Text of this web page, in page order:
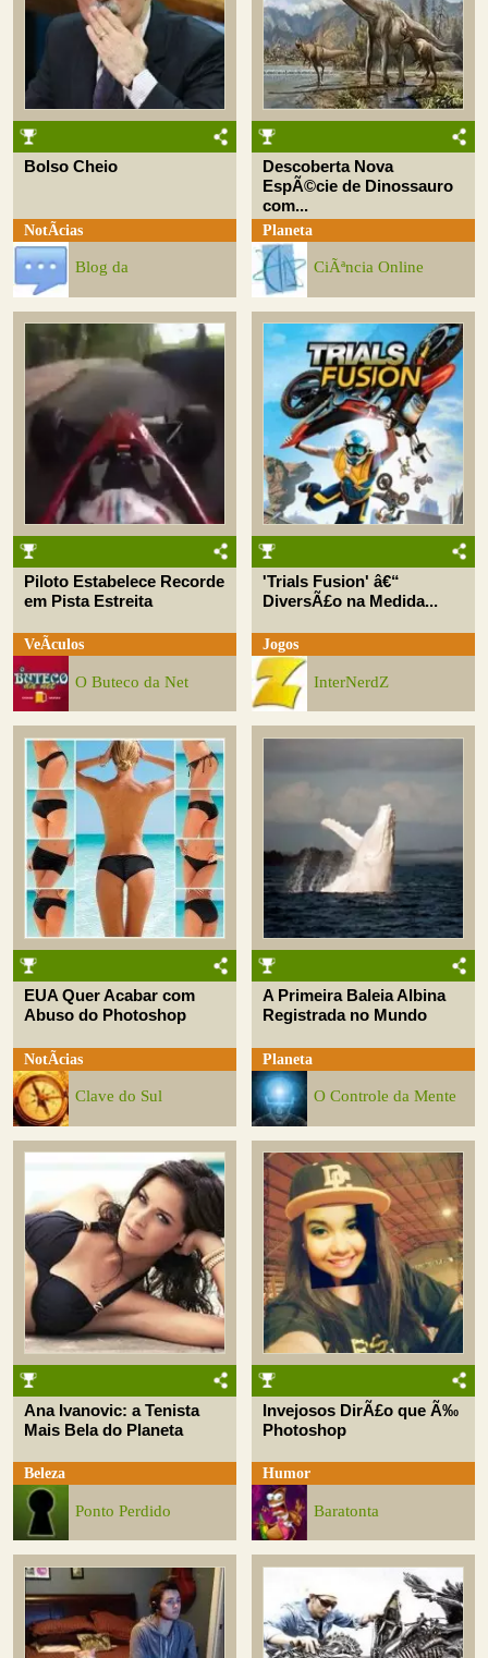
Bolso Cheio
NotÃ­cias
Blog da
Descoberta Nova
EspÃ©cie de Dinossauro
com...
Planeta
CiÃªncia Online
Piloto Estabelece Recorde
em Pista Estreita
VeÃ­culos
O Buteco da Net
'Trials Fusion' â€“
DiversÃ£o na Medida...
Jogos
InterNerdZ
EUA Quer Acabar com
Abuso do Photoshop
NotÃ­cias
Clave do Sul
A Primeira Baleia Albina
Registrada no Mundo
Planeta
O Controle da Mente
Ana Ivanovic: a Tenista
Mais Bela do Planeta
Beleza
Ponto Perdido
Invejosos DirÃ£o que Ã‰
Photoshop
Humor
Baratonta